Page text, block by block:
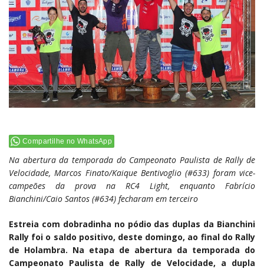
Compartilhe no WhatsApp
Na abertura da temporada do Campeonato Paulista de Rally de
Velocidade, Marcos Finato/Kaique Bentivoglio (#633) foram vice-
campeões da prova na RC4 Light, enquanto Fabrício
Bianchini/Caio Santos (#634) fecharam em terceiro
Estreia com dobradinha no pódio das duplas da Bianchini
Rally foi o saldo positivo, deste domingo, ao final do Rally
de Holambra. Na etapa de abertura da temporada do
Campeonato Paulista de Rally de Velocidade, a dupla